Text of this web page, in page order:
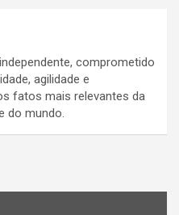
comprometido
agilidade e
fatos mais relevantes da
do mundo.